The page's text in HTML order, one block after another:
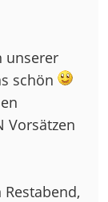
unserer
schön
Vorsätzen